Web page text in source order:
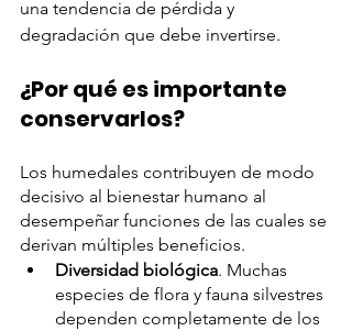
una tendencia de pérdida y
degradación que debe invertirse.
¿Por qué es importante
conservarlos?
Los humedales contribuyen de modo
decisivo al bienestar humano al
desempeñar funciones de las cuales se
derivan múltiples beneficios.
Diversidad biológica. Muchas
especies de flora y fauna silvestres
dependen completamente de los